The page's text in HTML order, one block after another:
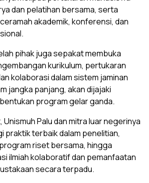
dan pelatihan bersama, serta
akademik, konferensi, dan
pihak juga sepakat membuka
kurikulum, pertukaran
kolaborasi dalam sistem jaminan
jangka panjang, akan dijajaki
program gelar ganda.
Unismuh Palu dan mitra luar negerinya
praktik terbaik dalam penelitian,
riset bersama, hingga
ilmiah kolaboratif dan pemanfaatan
secara terpadu.